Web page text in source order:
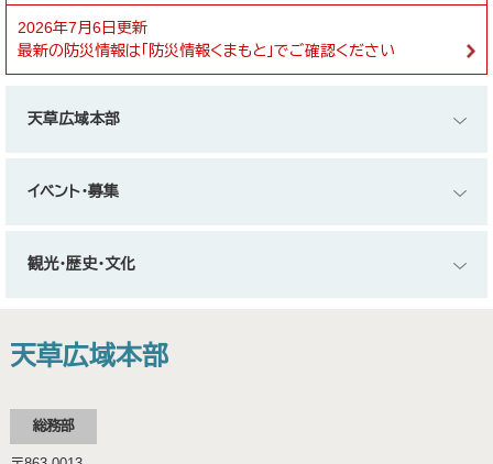
2026年7月6日更新
最新の防災情報は「防災情報くまもと」でご確認ください
天草広域本部
イベント・募集
観光・歴史・文化
天草広域本部
総務部